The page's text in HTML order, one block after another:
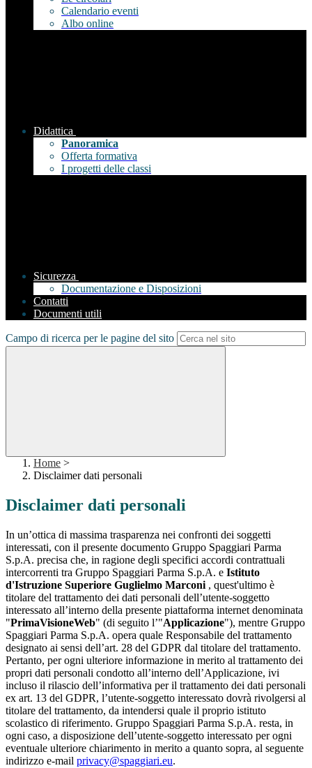
Calendario eventi
Albo online
Didattica
Panoramica
Offerta formativa
I progetti delle classi
Sicurezza
Documentazione e Disposizioni
Contatti
Documenti utili
Campo di ricerca per le pagine del sito
Home >
Disclaimer dati personali
Disclaimer dati personali
In un’ottica di massima trasparenza nei confronti dei soggetti
interessati, con il presente documento Gruppo Spaggiari Parma
S.p.A. precisa che, in ragione degli specifici accordi contrattuali
intercorrenti tra Gruppo Spaggiari Parma S.p.A. e Istituto
d'Istruzione Superiore Guglielmo Marconi , quest'ultimo è
titolare del trattamento dei dati personali dell’utente-soggetto
interessato all’interno della presente piattaforma internet denominata
"PrimaVisioneWeb" (di seguito l’"Applicazione"), mentre Gruppo
Spaggiari Parma S.p.A. opera quale Responsabile del trattamento
designato ai sensi dell’art. 28 del GDPR dal titolare del trattamento.
Pertanto, per ogni ulteriore informazione in merito al trattamento dei
propri dati personali condotto all’interno dell’Applicazione, ivi
incluso il rilascio dell’informativa per il trattamento dei dati personali
ex art. 13 del GDPR, l’utente-soggetto interessato dovrà rivolgersi al
titolare del trattamento, da intendersi quale il proprio istituto
scolastico di riferimento. Gruppo Spaggiari Parma S.p.A. resta, in
ogni caso, a disposizione dell’utente-soggetto interessato per ogni
eventuale ulteriore chiarimento in merito a quanto sopra, al seguente
indirizzo e-mail privacy@spaggiari.eu.